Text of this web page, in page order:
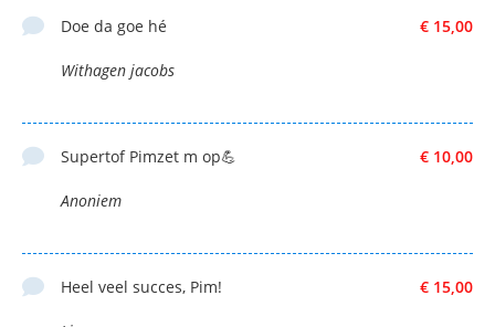
€ 15,00
Doe da goe hé
Withagen jacobs
€ 10,00
Supertof Pimzet m op💪
Anoniem
€ 15,00
Heel veel succes, Pim!